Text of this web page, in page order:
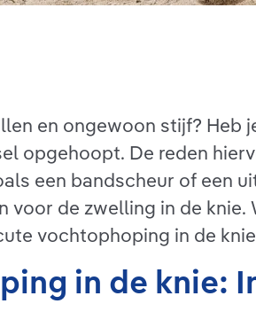
en ongewoon stijf? Heb
opgehoopt. De reden
een bandscheur of een
voor de zwelling in de
vochtophoping in de
in de knie: